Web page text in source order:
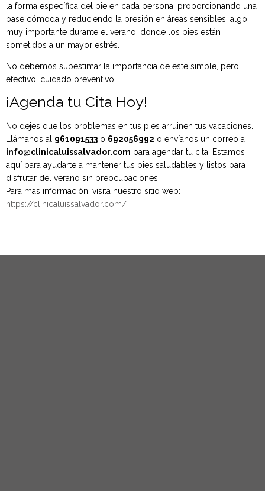
la forma específica del pie en cada persona, proporcionando una
base cómoda y reduciendo la presión en áreas sensibles, algo
muy importante durante el verano, donde los pies están
sometidos a un mayor estrés.
No debemos subestimar la importancia de este simple, pero
efectivo, cuidado preventivo.
¡Agenda tu Cita Hoy!
No dejes que los problemas en tus pies arruinen tus vacaciones.
Llámanos al 961091533 o 692056992 o envíanos un correo a
info@clinicaluissalvador.com para agendar tu cita. Estamos
aquí para ayudarte a mantener tus pies saludables y listos para
disfrutar del verano sin preocupaciones.
Para más información, visita nuestro sitio web:
https://clinicaluissalvador.com/